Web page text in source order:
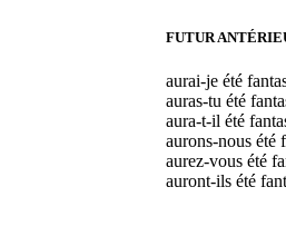
FUTUR
aurai-je été
auras-tu été
aura-t-il été
aurons-nous été
aurez-vous été
auront-ils été